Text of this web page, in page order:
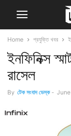
Home প্রযুক্তি খবর
ইনফিনিক্স
রাসেল
By টেক সংবাদ ডেস্ক -